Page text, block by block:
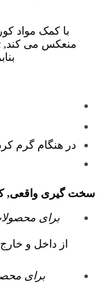
با کمک مواد
در هنگام گرم
سخت گیری واقعی,
از داخل و
برای